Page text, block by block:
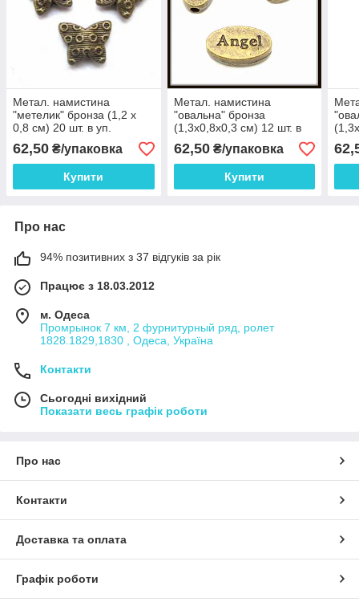
Метал. намистина
"метелик" бронза (1,2 х
0,8 см) 20 шт. в уп.
62,50 ₴/упаковка
Купити
Метал. намистина
"овальна" бронза
(1,3х0,8х0,3 см) 12 шт. в
уп.
62,50₴/упаковка
Купити
уп.
Про нас
94% позитивних з 37 відгуків за рік
Працює з 18.03.2012
м. Одеса
Промрынок 7 км, 2 фурнитурный ряд, ролет
1828.1829,1830 , Одеса, Україна
Контакти
Сьогодні вихідний
Показати весь графік роботи
Про нас
Контакти
Доставка та оплата
Графік роботи